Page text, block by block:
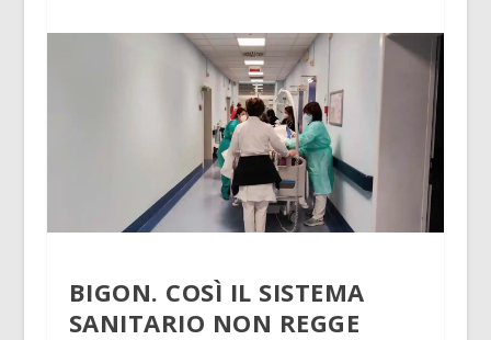
BIGON. COSÌ IL SISTEMA
SANITARIO NON REGGE